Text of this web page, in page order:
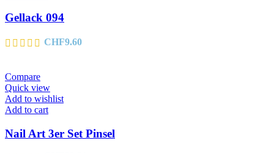
Gellack 094
CHF9.60
Compare
Quick view
Add to wishlist
Add to cart
Nail Art 3er Set Pinsel